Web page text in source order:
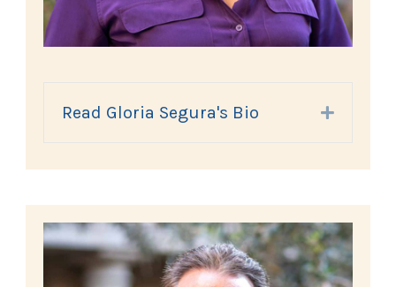
Read Gloria Segura's Bio Expand